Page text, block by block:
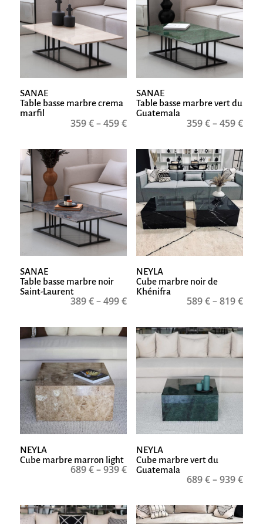
SANAE
Table basse marbre crema
marfil
359€–459€
SANAE
Table basse marbre vert du
Guatemala
359€–459€
SANAE
Table basse marbre noir
Saint-Laurent
389€–499€
NEYLA
Cube marbre noir de
Khénifra
589€–819€
NEYLA
Cube marbre marron light
689€–939€
NEYLA
Cube marbre vert du
Guatemala
689€–939€